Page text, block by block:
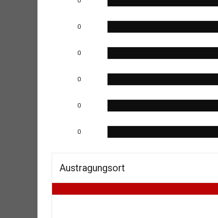
0
0
0
0
0
Austragungsort